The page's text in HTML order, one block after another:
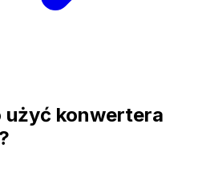
konwertera